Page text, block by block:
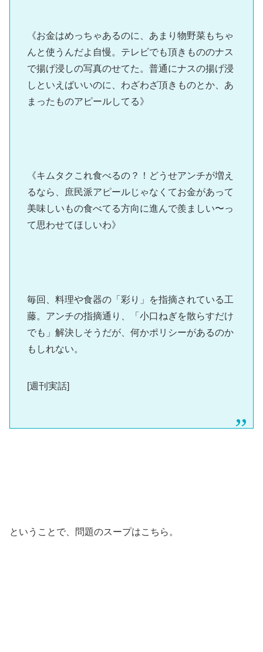
《お金はめっちゃあるのに、あまり物野菜もちゃ
んと使うんだよ自慢。テレビでも頂きもののナス
で揚げ浸しの写真のせてた。普通にナスの揚げ浸
しといえばいいのに、わざわざ頂きものとか、あ
まったものアピールしてる》
《キムタクこれ食べるの？！どうせアンチが増え
るなら、庶民派アピールじゃなくてお金があって
美味しいもの食べてる方向に進んで羨ましい〜っ
て思わせてほしいわ》
毎回、料理や食器の「彩り」を指摘されている工
藤。アンチの指摘通り、「小口ねぎを散らすだけ
でも」解決しそうだが、何かポリシーがあるのか
もしれない。
[週刊実話]
ということで、問題のスープはこちら。